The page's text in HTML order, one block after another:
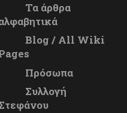
Τα άρθρα
Blog / All Wiki
Πρόσωπα
Συλλογή